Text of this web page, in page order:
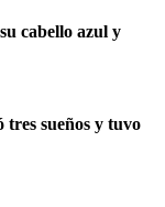
cabello azul y
tres sueños y tuvo